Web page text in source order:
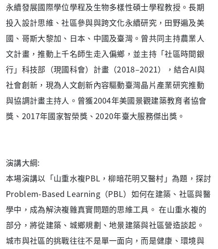
永續發展國際學位學程及生物多樣性碩士學程教授。長期
投入設計思維、社區參與與跨文化永續研究，田野遍及美
國、哥斯大黎加、日本、中國及臺灣。曾共同主持農業人
文計畫，推動上千名師生走入偏鄉，並主持「社區時間銀
行」科技部（現國科會）計畫（2018–2021），結合AI與
社會創新，現為人文創新內容驅動臺灣晶片產業研究推動
與協調計畫主持人。曾獲2004年美國景觀建築教育者協會
獎、2017年國家智榮獎、2020年臺大服務傑出獎。
演講大綱:
本場演講以「山重水複PBL，柳暗花明又醫村」為題，探討
Problem-Based Learning（PBL）如何在建築、社區與醫
學中，成為解決複雜真實問題的思維工具。 在山重水複的
部分，將從建築、城鄉規劃、地景建築與社區營造談起。
城市與社區的挑戰往往不是單一面向，而是健康、環境與